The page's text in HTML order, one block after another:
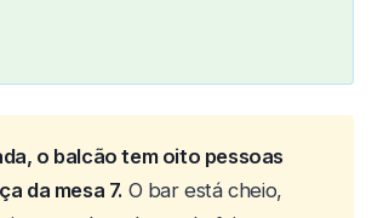
o balcão tem oito pessoas
da mesa 7. O bar está cheio,